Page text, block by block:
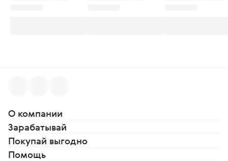
О компании
Зарабатывай
Покупай выгодно
Помощь